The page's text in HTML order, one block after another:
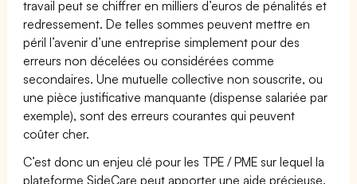
travail peut se chiffrer en milliers d’euros de pénalités et
redressement. De telles sommes peuvent mettre en
péril l’avenir d’une entreprise simplement pour des
erreurs non décelées ou considérées comme
secondaires. Une mutuelle collective non souscrite, ou
une pièce justificative manquante (dispense salariée par
exemple), sont des erreurs courantes qui peuvent
coûter cher.
C’est donc un enjeu clé pour les TPE / PME sur lequel la
plateforme SideCare peut apporter une aide précieuse.